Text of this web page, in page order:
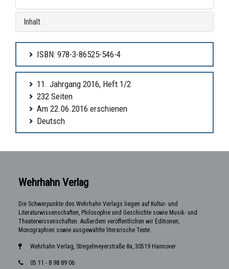
Inhalt
ISBN: 978-3-86525-546-4
11. Jahrgang 2016, Heft 1/2
232 Seiten
Am 22.06.2016 erschienen
Deutsch
Wehrhahn Verlag
Die Schwerpunkte des Wehrhahn Verlags liegen auf Kultur- und
Literaturwissenschaften, Philosophie und Geschichte sowie Musik- und
Theaterwissenschaften. Außerdem veröffentlichen wir Editionen,
Monographien sowie ausgewählte literarische Texte.
Wehrhahn Verlag, Stiegelmeyerstraße 8a, 30519 Hannover
05 11 - 8 98 89 06